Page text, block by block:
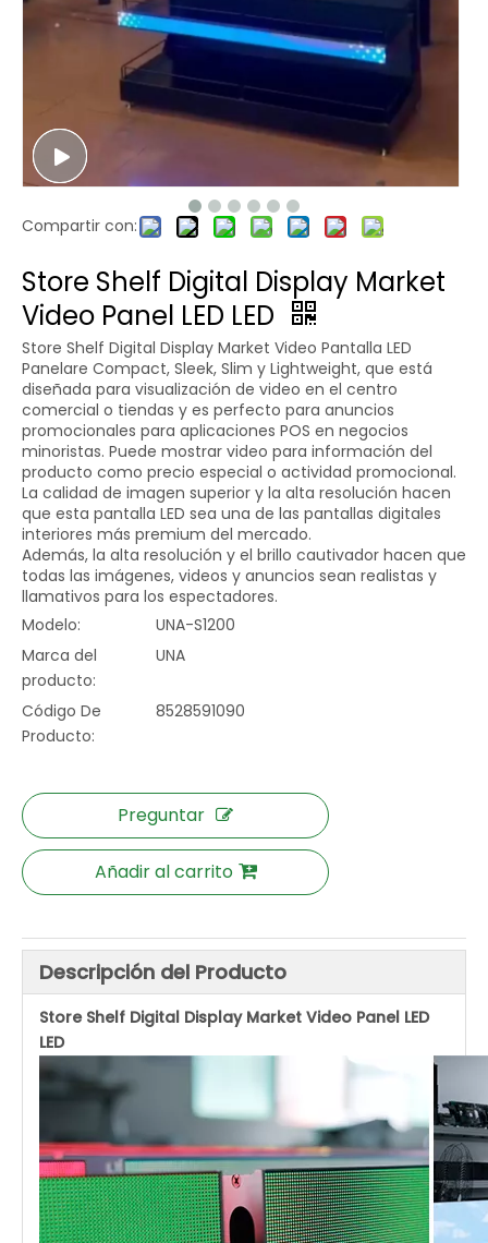
Compartir con:
Store Shelf Digital Display Market
Video Panel LED LED
Store Shelf Digital Display Market Video Pantalla LED
Panelare Compact, Sleek, Slim y Lightweight, que está
diseñada para visualización de video en el centro
comercial o tiendas y es perfecto para anuncios
promocionales para aplicaciones POS en negocios
minoristas. Puede mostrar video para información del
producto como precio especial o actividad promocional.
La calidad de imagen superior y la alta resolución hacen
que esta pantalla LED sea una de las pantallas digitales
interiores más premium del mercado.
Además, la alta resolución y el brillo cautivador hacen que
todas las imágenes, videos y anuncios sean realistas y
llamativos para los espectadores.
Modelo:
UNA-S1200
Marca del
producto:
UNA
Código De
Producto:
8528591090
Preguntar
Añadir al carrito
Descripción del Producto
Store Shelf Digital Display Market Video Panel LED
LED